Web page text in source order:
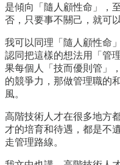
是傾向「隨人顧性命」，
否，只要事不關己，就可
我可以同理「隨人顧性命
認同把這樣的想法用「管
果每個人「技而優則管」
的競爭力，那做管理職的
風。
高階技術人才在很多地方
才的培育和待遇，都是不
走管理路線。